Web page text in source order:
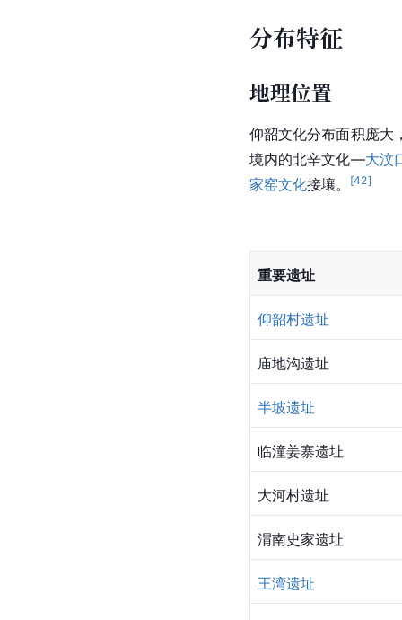
分布特征
地理位置
仰韶文化分布面积庞大
境内的北辛文化—大汶
家窑文化接壤。 [42]
重要遗址
仰韶村遗址
庙地沟遗址
半坡遗址
临潼姜寨遗址
大河村遗址
渭南史家遗址
王湾遗址